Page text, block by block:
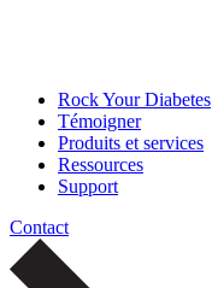
Rock Your Diabetes
Témoigner
Produits et services
Ressources
Support
Contact